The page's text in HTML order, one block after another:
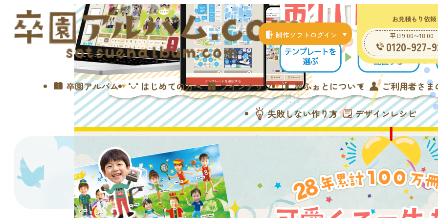
制作ソフトログイン
お見積もり依
平日9:00〜18:00
0120-927-
卒園アルバム はじめての方へ ラインナップ 夢ふぉとについて ご利用者さま
失敗しない作り方 デザインレシピ